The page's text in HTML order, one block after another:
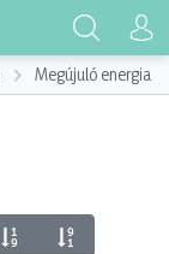
Megújuló energia